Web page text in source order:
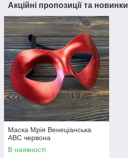
Акційні пропозиції та новинки
Маска Мрія Венеціанська
АВС червона
В наявності